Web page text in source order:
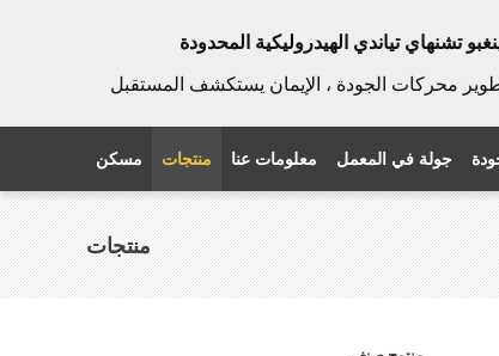
تشنهاي تياندي الهيدروليكية المحدودة
محركات الجودة ، الإيمان يستكشف المستقبل
مسكن منتجات معلومات عنا جولة في المعمل
منتجات